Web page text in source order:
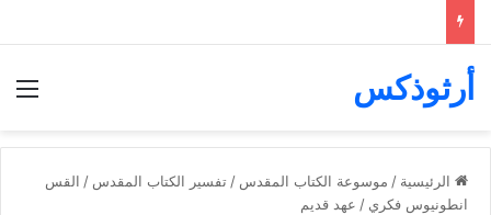
أرثوذكس
الرئيسية / موسوعة الكتاب المقدس / تفسير الكتاب المقدس / القس
انطونيوس فكري / عهد قديم